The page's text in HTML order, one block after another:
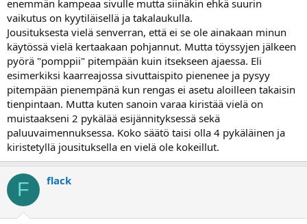
enemmän kampeaa sivulle mutta siinäkin ehkä suurin
vaikutus on kyytiläisellä ja takalaukulla.
Jousituksesta vielä senverran, että ei se ole ainakaan minun
käytössä vielä kertaakaan pohjannut. Mutta töyssyjen jälkeen
pyörä "pomppii" pitempään kuin itsekseen ajaessa. Eli
esimerkiksi kaarreajossa sivuttaispito pienenee ja pysyy
pitempään pienempänä kun rengas ei asetu aloilleen takaisin
tienpintaan. Mutta kuten sanoin varaa kiristää vielä on
muistaakseni 2 pykälää esijännityksessä sekä
paluuvaimennuksessa. Koko säätö taisi olla 4 pykäläinen ja
kiristetyllä jousituksella en vielä ole kokeillut.
F flack